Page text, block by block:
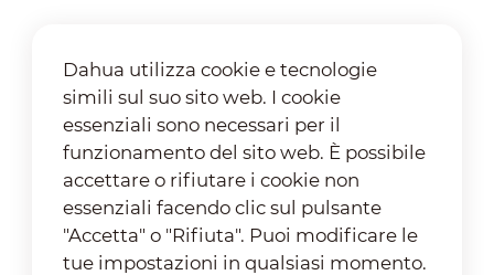
Dahua utilizza cookie e tecnologie
simili sul suo sito web. I cookie
essenziali sono necessari per il
funzionamento del sito web. È possibile
accettare o rifiutare i cookie non
essenziali facendo clic sul pulsante
"Accetta" o "Rifiuta". Puoi modificare le
tue impostazioni in qualsiasi momento.